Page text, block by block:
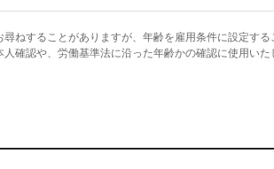
ねすることがありますが、年齢を雇用条件に設定す
確認や、労働基準法に沿った年齢かの確認に使用いた